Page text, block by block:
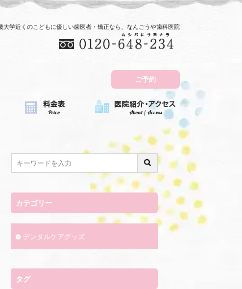
学近くのこどもに優しい歯医者・矯正なら、なんごうや歯科医院
ご予約
カテゴリー
デンタルケアグッズ
タグ